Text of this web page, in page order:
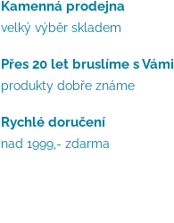
Kamenná prodejna
velký výběr skladem
Přes 20 let bruslíme s Vámi
produkty dobře známe
Rychlé doručení
nad 1999,- zdarma